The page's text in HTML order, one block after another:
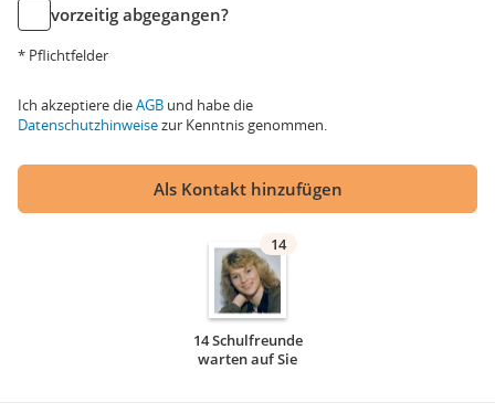
vorzeitig abgegangen?
* Pflichtfelder
Ich akzeptiere dieAGB und habe die
Datenschutzhinweisezur Kenntnis genommen.
Als Kontakt hinzufügen
14
14 Schulfreunde
warten auf Sie